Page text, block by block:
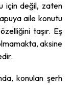
için değil, zaten
aile konutu
taşır. Eş
aksine
konulan şerh